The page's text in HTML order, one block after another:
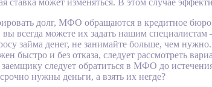
долг, МФО обращаются в кредитное бюро
всегда можете их задать нашим
займа денег, не занимайте больше, чем нужно.
быстро и без отказа, следует рассмотреть
следует обратиться в МФО до
нужны деньги, а взять их негде?